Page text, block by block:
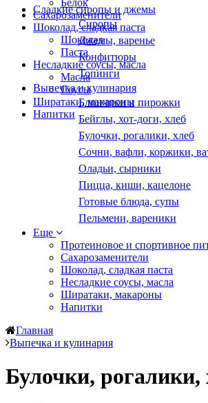
Белок
Сахарозаменители
Шоколад, сладкая паста
Шоколад
Паста
Несладкие соусы, масла
Масла
Соусы
Ширатаки, макароны
Напитки
Сладкие сиропы и джемы
Сиропы
Джемы, варенье
Конфитюры
Топинги
Выпечка и кулинария
Блинчики и пирожки
Бейглы, хот-доги, хлеб
Булочки, рогалики, хлеб
Сочни, вафли, коржики,
Оладьи, сырники
Пицца, киши, кацелоне
Готовые блюда, супы
Пельмени, вареники
Еще
Протеиновое и спортивное
Сахарозаменители
Шоколад, сладкая паста
Несладкие соусы, масла
Ширатаки, макароны
Напитки
Главная
Выпечка и кулинария
Булочки, рогалики,